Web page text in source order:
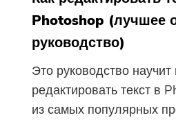
Photoshop (лучшее
руководство)
Это руководство научит
редактировать текст в
из самых популярных